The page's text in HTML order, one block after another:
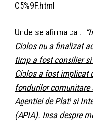
C5%9F.html
Unde se afirma ca :
Ciolos nu a finalizat
timp a fost consilier
Ciolos a fost implicat
fondurilor comunitare
Agentiei de Plati si
(APIA). Insa despre